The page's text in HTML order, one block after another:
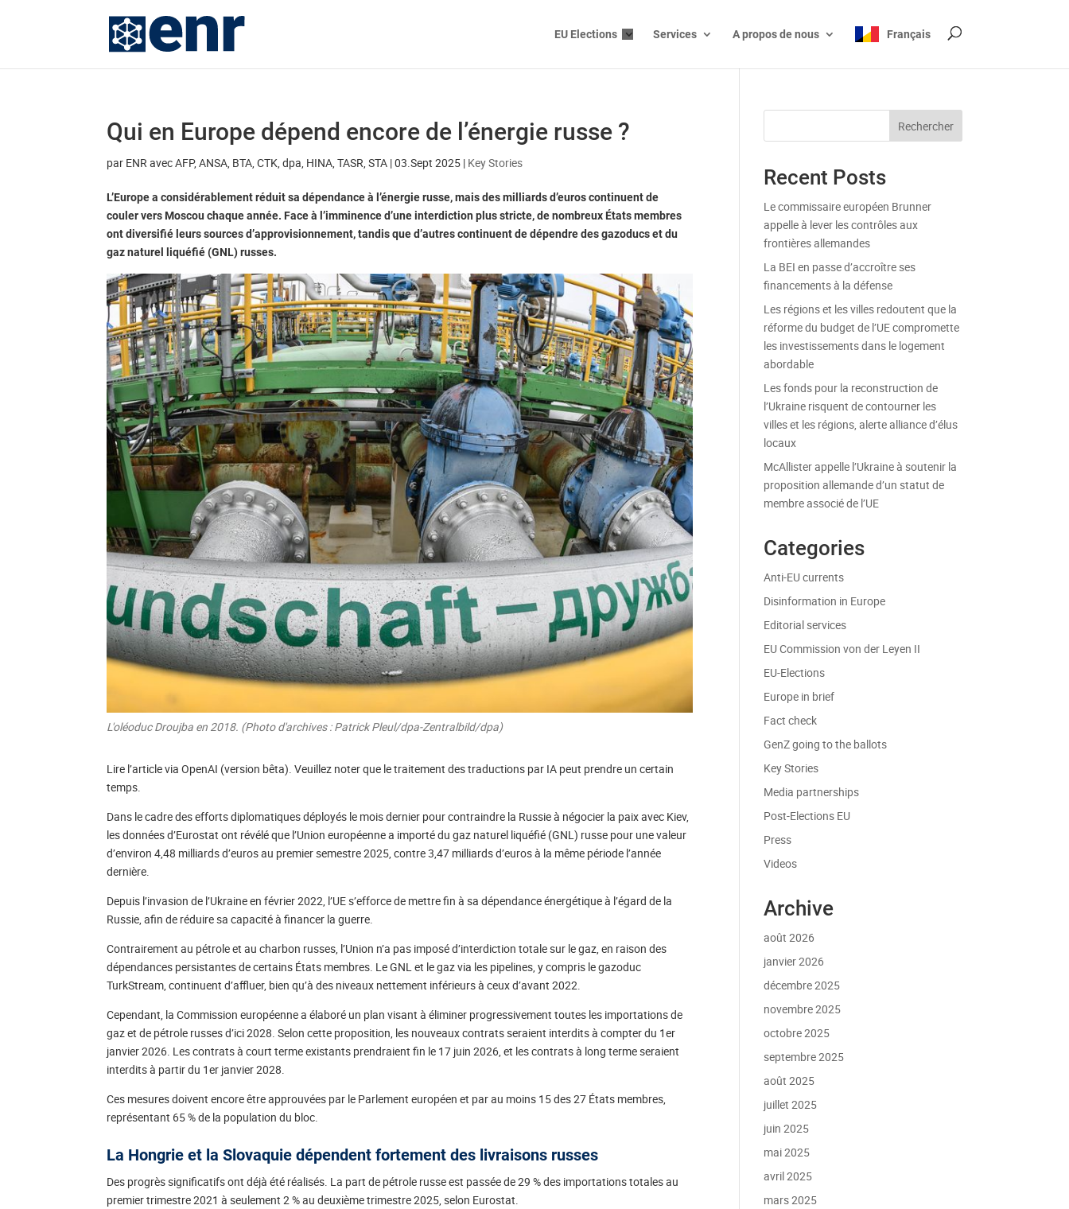
EU Elections Services A propos de nous Français
Qui en Europe dépend encore de l’énergie russe ?
par ENR avec AFP, ANSA, BTA, CTK, dpa, HINA, TASR, STA |03.Sept 2025 | Key Stories
L’Europe a considérablement réduit sa dépendance à l’énergie russe, mais des milliards d’euros continuent de
couler vers Moscou chaque année. Face à l’imminence d’une interdiction plus stricte, de nombreux États membres
ont diversifié leurs sources d’approvisionnement, tandis que d’autres continuent de dépendre des gazoducs et du
gaz naturel liquéfié (GNL) russes.
L'oléoduc Droujba en 2018. (Photo d'archives : Patrick Pleul/dpa-Zentralbild/dpa)
Lire l’article via OpenAI (version bêta). Veuillez noter que le traitement des traductions par IA peut prendre un certain
temps.
Dans le cadre des efforts diplomatiques déployés le mois dernier pour contraindre la Russie à négocier la paix avec Kiev,
les données d’Eurostat ont révélé que l’Union européenne a importé du gaz naturel liquéfié (GNL) russe pour une valeur
d’environ 4,48 milliards d’euros au premier semestre 2025, contre 3,47 milliards d’euros à la même période l’année
dernière.
Depuis l’invasion de l’Ukraine en février 2022, l’UE s’efforce de mettre fin à sa dépendance énergétique à l’égard de la
Russie, afin de réduire sa capacité à financer la guerre.
Contrairement au pétrole et au charbon russes, l’Union n’a pas imposé d’interdiction totale sur le gaz, en raison des
dépendances persistantes de certains États membres. Le GNL et le gaz via les pipelines, y compris le gazoduc
TurkStream, continuent d’affluer, bien qu’à des niveaux nettement inférieurs à ceux d’avant 2022.
Cependant, la Commission européenne a élaboré un plan visant à éliminer progressivement toutes les importations de
gaz et de pétrole russes d’ici 2028. Selon cette proposition, les nouveaux contrats seraient interdits à compter du 1er
janvier 2026. Les contrats à court terme existants prendraient fin le 17 juin 2026, et les contrats à long terme seraient
interdits à partir du 1er janvier 2028.
Ces mesures doivent encore être approuvées par le Parlement européen et par au moins 15 des 27 États membres,
représentant 65 % de la population du bloc.
La Hongrie et la Slovaquie dépendent fortement des livraisons russes
Des progrès significatifs ont déjà été réalisés. La part de pétrole russe est passée de 29 % des importations totales au
premier trimestre 2021 à seulement 2 % au deuxième trimestre 2025, selon Eurostat.
Rechercher
Recent Posts
Le commissaire européen Brunner
appelle à lever les contrôles aux
frontières allemandes
La BEI en passe d’accroître ses
financements à la défense
Les régions et les villes redoutent que la
réforme du budget de l’UE compromette
les investissements dans le logement
abordable
Les fonds pour la reconstruction de
l’Ukraine risquent de contourner les
villes et les régions, alerte alliance d’élus
locaux
McAllister appelle l’Ukraine à soutenir la
proposition allemande d’un statut de
membre associé de l’UE
Categories
Anti-EU currents
Disinformation in Europe
Editorial services
EU Commission von der Leyen II
EU-Elections
Europe in brief
Fact check
GenZ going to the ballots
Key Stories
Media partnerships
Post-Elections EU
Press
Videos
Archive
août 2026
janvier 2026
décembre 2025
novembre 2025
octobre 2025
septembre 2025
août 2025
juillet 2025
juin 2025
mai 2025
avril 2025
mars 2025